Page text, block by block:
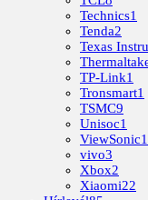
Technics1
Tenda2
Texas
TP-Link1
Tronsmart1
TSMC9
Unisoc1
ViewSonic1
vivo3
Xbox2
Xiaomi22